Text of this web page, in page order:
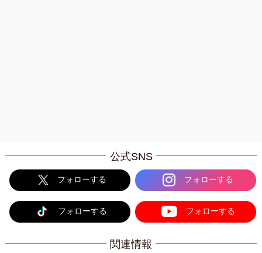
公式SNS
フォローする フォローする
フォローする フォローする
関連情報